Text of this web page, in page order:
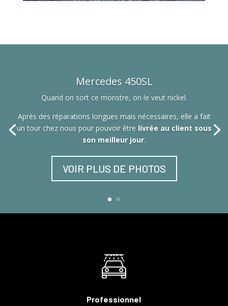
Mercedes 450SL
Quand on sort ce monstre, on le veut nickel.
Après des réparations longues mais nécessaires, elle a fait
un tour chez nous pour pouvoir être livrée au client sous
son meilleur jour.
VOIR PLUS DE PHOTOS
Professionnel